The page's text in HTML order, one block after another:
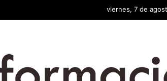
viernes, 7 de